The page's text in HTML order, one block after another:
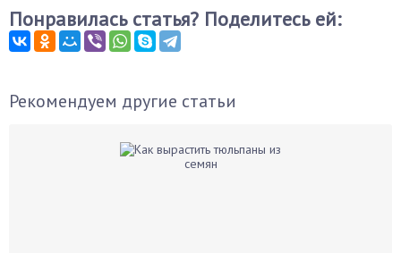
Понравилась статья? Поделитесь ей:
Рекомендуем другие статьи